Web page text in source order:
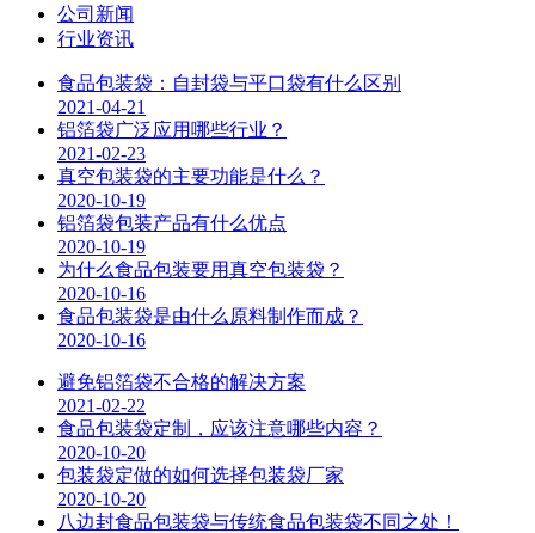
公司新闻
行业资讯
食品包装袋：自封袋与平口袋有什么区别
2021-04-21
铝箔袋广泛应用哪些行业？
2021-02-23
真空包装袋的主要功能是什么？
2020-10-19
铝箔袋包装产品有什么优点
2020-10-19
为什么食品包装要用真空包装袋？
2020-10-16
食品包装袋是由什么原料制作而成？
2020-10-16
避免铝箔袋不合格的解决方案
2021-02-22
食品包装袋定制，应该注意哪些内容？
2020-10-20
包装袋定做的如何选择包装袋厂家
2020-10-20
八边封食品包装袋与传统食品包装袋不同之处！